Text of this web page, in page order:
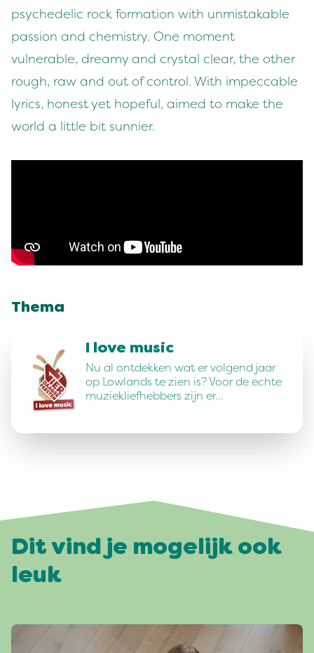
psychedelic rock formation with unmistakable
passion and chemistry. One moment
vulnerable, dreamy and crystal clear, the other
rough, raw and out of control. With impeccable
lyrics, honest yet hopeful, aimed to make the
world a little bit sunnier.
Thema
I love music
Nu al ontdekken wat er volgend jaar
op Lowlands te zien is? Voor de echte
muziekliefhebbers zijn er…
Dit vind je mogelijk ook
leuk